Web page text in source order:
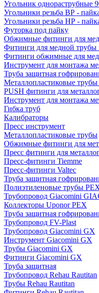
Угольник однораструбные
Угольники резьба ВР -
Угольники резьба НР -
Футорка под пайку
Обжимные фитинги для
Фитинги для медной трубы
Фитинги обжимные для
Инструмент для монтажа
Труба защитная
Металлопластиковые
PUSH фитинги для
Инструмент для монтажа
Гибка труб
Калибраторы
Пресс инструмент
Металлопластиковые трубы
Обжимные фитинги для
Пресс фитинги для
Пресс-фитинги Tiemme
Пресс-фитинги Valtec
Труба защитная
Полиэтиленовые трубы
Трубопровод Giacomini
Коллекторы Uponor PEX
Труба защитная
Трубопровод FV-Plast
Трубопровод Giacomini GX
Инструмент Giacomini GX
Трубы Giacomini GX
Фитинги Giacomini GX
Труба защитная
Трубопровод Rehau Rautitan
Трубы Rehau Rautitan